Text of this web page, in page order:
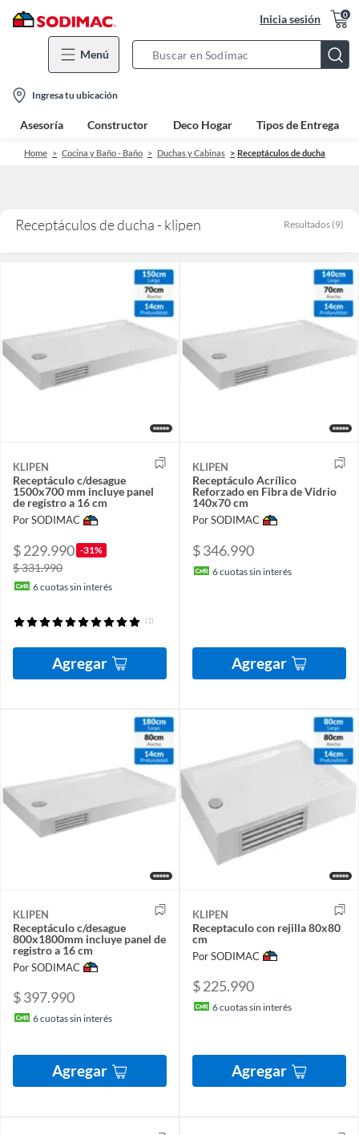
Inicia sesión 0
Menú
Bar
location-
icon
Ingresa tu ubicación
Asesoría Constructor Deco Hogar Tipos de Entrega
Home Cocina y Baño - Baño Duchas y Cabinas Receptáculos de ducha
Receptáculos de ducha - klipen Resultados (9)
KLIPEN
Receptáculo c/desague
1500x700 mm incluye panel
de registro a 16 cm
Por SODIMAC
$ 229.990 -31%
$ 331.990
6cuotas sin interés
(1)
Agregar
KLIPEN
Receptáculo Acrílico
Reforzado en Fibra de Vidrio
140x70 cm
Por SODIMAC
$ 346.990
6cuotas sin interés
Agregar
KLIPEN
Receptáculo c/desague
800x1800mm incluye panel de
registro a 16 cm
Por SODIMAC
$ 397.990
6cuotas sin interés
Agregar
KLIPEN
Receptaculo con rejilla 80x80
cm
Por SODIMAC
$ 225.990
6cuotas sin interés
Agregar